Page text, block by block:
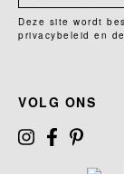
Deze site wordt
privacybeleid en de
VOLG ONS